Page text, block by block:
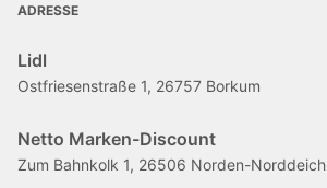
ADRESSE
Lidl
Ostfriesenstraße 1, 26757 Borkum
Netto Marken-Discount
Zum Bahnkolk 1, 26506 Norden-Norddeich